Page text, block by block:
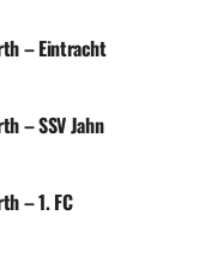
– Eintracht
– SSV Jahn
– 1. FC